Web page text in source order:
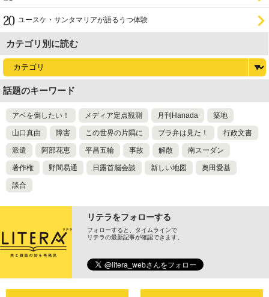
ユースケ・サンタマリアが語るうつ体験
カテゴリ別に読む
話題のキーワード
アベを倒したい！ メディア定点観測 月刊Hanada 築地
山口真由 障害 この世界の片隅に ブラ弁は見た！ 行政文書
派遣 阿部花恵 平昌五輪 事故 解散 南スーダン
著作権 野間易通 日露首脳会談 新しい地図 奥田愛基
談合
リテラをフォローする
フォローすると、タイムラインで
リテラの最新記事が確認できます。